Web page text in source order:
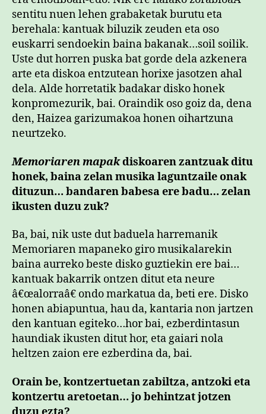
sentitu nuen lehen grabaketak burutu eta
berehala: kantuak biluzik zeuden eta oso
euskarri sendoekin baina bakanak…soil soilik.
Uste dut horren puska bat gorde dela azkenera
arte eta diskoa entzutean horixe jasotzen ahal
dela. Alde horretatik badakar disko honek
konpromezurik, bai. Oraindik oso goiz da, dena
den, Haizea garizumakoa honen oihartzuna
neurtzeko.
Memoriaren mapakdiskoaren zantzuak ditu
honek, baina zelan musika laguntzaile onak
dituzun… bandaren babesa ere badu… zelan
ikusten duzu zuk?
Ba, bai, nik uste dut baduela harremanik
Memoriaren mapaneko giro musikalarekin
baina aurreko beste disko guztiekin ere bai…
kantuak bakarrik ontzen ditut eta neure
â€œalorraâ€ ondo markatua da, beti ere. Disko
honen abiapuntua, hau da, kantaria non jartzen
den kantuan egiteko…hor bai, ezberdintasun
haundiak ikusten ditut hor, eta gaiari nola
heltzen zaion ere ezberdina da, bai.
Orain be, kontzertuetan zabiltza, antzoki eta
kontzertu aretoetan… jo behintzat jotzen